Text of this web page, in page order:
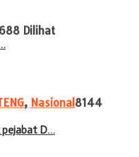
Dilihat
, Nasional 8144
pejabat D…